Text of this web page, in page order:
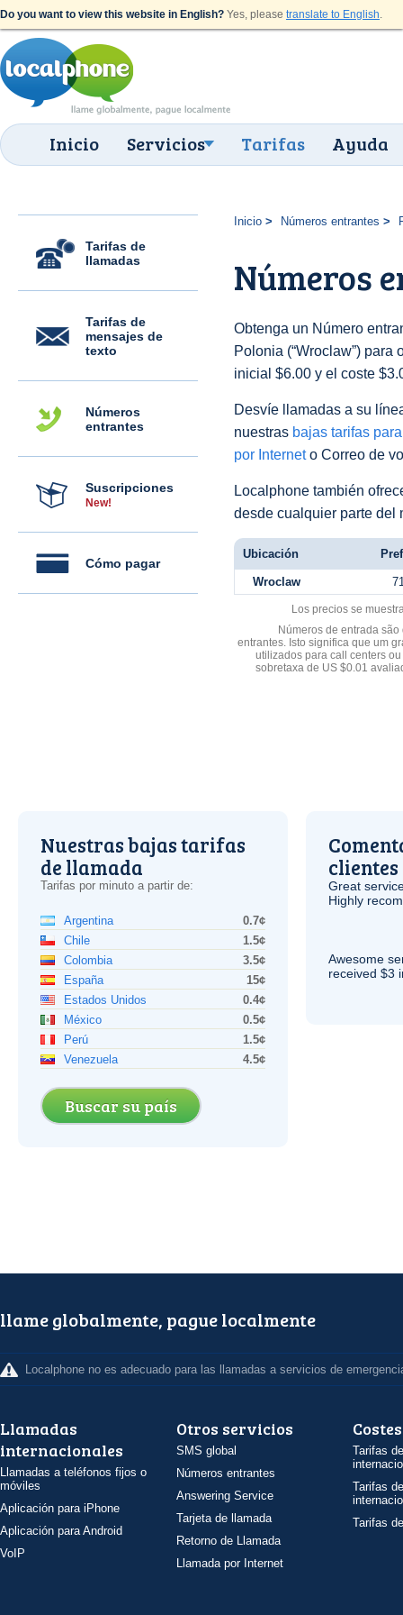
Do you want to view this website in English? Yes, please translate to English.
Inicio Servicios Tarifas Ayuda
Tarifas de
llamadas
Tarifas de
mensajes de
texto
Números
entrantes
Suscripciones
New!
Cómo pagar
Inicio Números entrantes
Números
Obtenga un Número
Polonia (“Wroclaw”)
inicial $6.00 y el coste
Desvíe llamadas a su
nuestras bajas tarifas
por Interneto Correo de
Localphone también
desde cualquier parte del
Ubicación
Wroclaw
Los precios se
Números de entrada
entrantes. Isto significa que um
utilizados para call centers
sobretaxa de US $0.01
Nuestras bajas tarifas
de llamada
Tarifas por minuto a partir de:
Argentina
0.7¢
Chile
1.5¢
Colombia
3.5¢
España
15¢
Estados Unidos
0.4¢
México
0.5¢
Perú
1.5¢
Venezuela
4.5¢
Buscar su país
clientes
Great
Highly
Awesome
received $3
llame globalmente, pague localmente
Localphone no es adecuado para las llamadas a servicios de
Llamadas
internacionales
Llamadas a teléfonos fijos o
móviles
Aplicación para iPhone
Aplicación para Android
VoIP
Otros servicios
SMS global
Números entrantes
Answering Service
Tarjeta de llamada
Retorno de Llamada
Llamada por Internet
Costes
Tarifas
Tarifas
Tarifas